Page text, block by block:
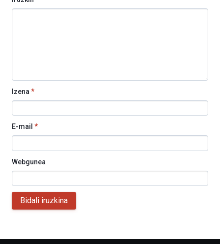
Izena *
E-mail *
Webgunea
Bidali iruzkina